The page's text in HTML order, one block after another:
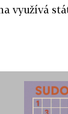
využívá